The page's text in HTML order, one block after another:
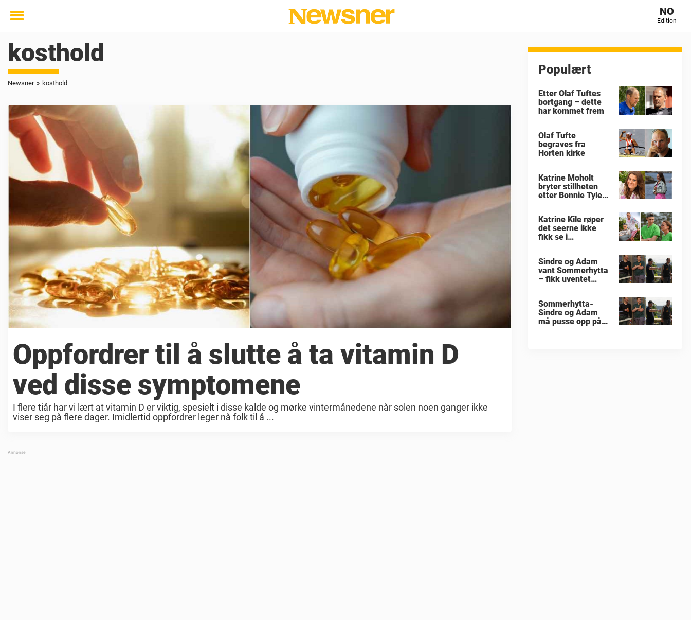
Toggle
NO
Edition
kosthold
Newsner » kosthold
Oppfordrer til å slutte å ta vitamin D
ved disse symptomene
I flere tiår har vi lært at vitamin D er viktig, spesielt i disse kalde og mørke vintermånedene når solen noen ganger ikke
viser seg på flere dager. Imidlertid oppfordrer leger nå folk til å ...
Populært
Etter Olaf Tuftes
bortgang – dette
har kommet frem
Olaf Tufte
begraves fra
Horten kirke
Katrine Moholt
bryter stillheten
etter Bonnie Tylers
Katrine Kile røper
det seerne ikke
fikk se i
Sindre og Adam
vant Sommerhytta
– fikk uventet
Sommerhytta-
Sindre og Adam
må pusse opp på